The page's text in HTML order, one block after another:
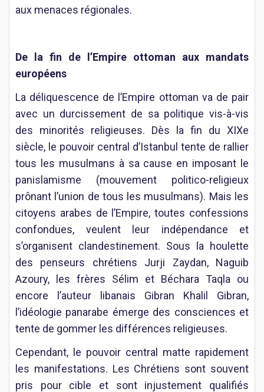
aux menaces régionales.
De la fin de l’Empire ottoman aux mandats
européens
La déliquescence de l’Empire ottoman va de pair
avec un durcissement de sa politique vis-à-vis
des minorités religieuses. Dès la fin du XIXe
siècle, le pouvoir central d’Istanbul tente de rallier
tous les musulmans à sa cause en imposant le
panislamisme (mouvement politico-religieux
prônant l’union de tous les musulmans). Mais les
citoyens arabes de l’Empire, toutes confessions
confondues, veulent leur indépendance et
s’organisent clandestinement. Sous la houlette
des penseurs chrétiens Jurji Zaydan, Naguib
Azoury, les frères Sélim et Béchara Taqla ou
encore l’auteur libanais Gibran Khalil Gibran,
l’idéologie panarabe émerge des consciences et
tente de gommer les différences religieuses.
Cependant, le pouvoir central matte rapidement
les manifestations. Les Chrétiens sont souvent
pris pour cible et sont injustement qualifiés